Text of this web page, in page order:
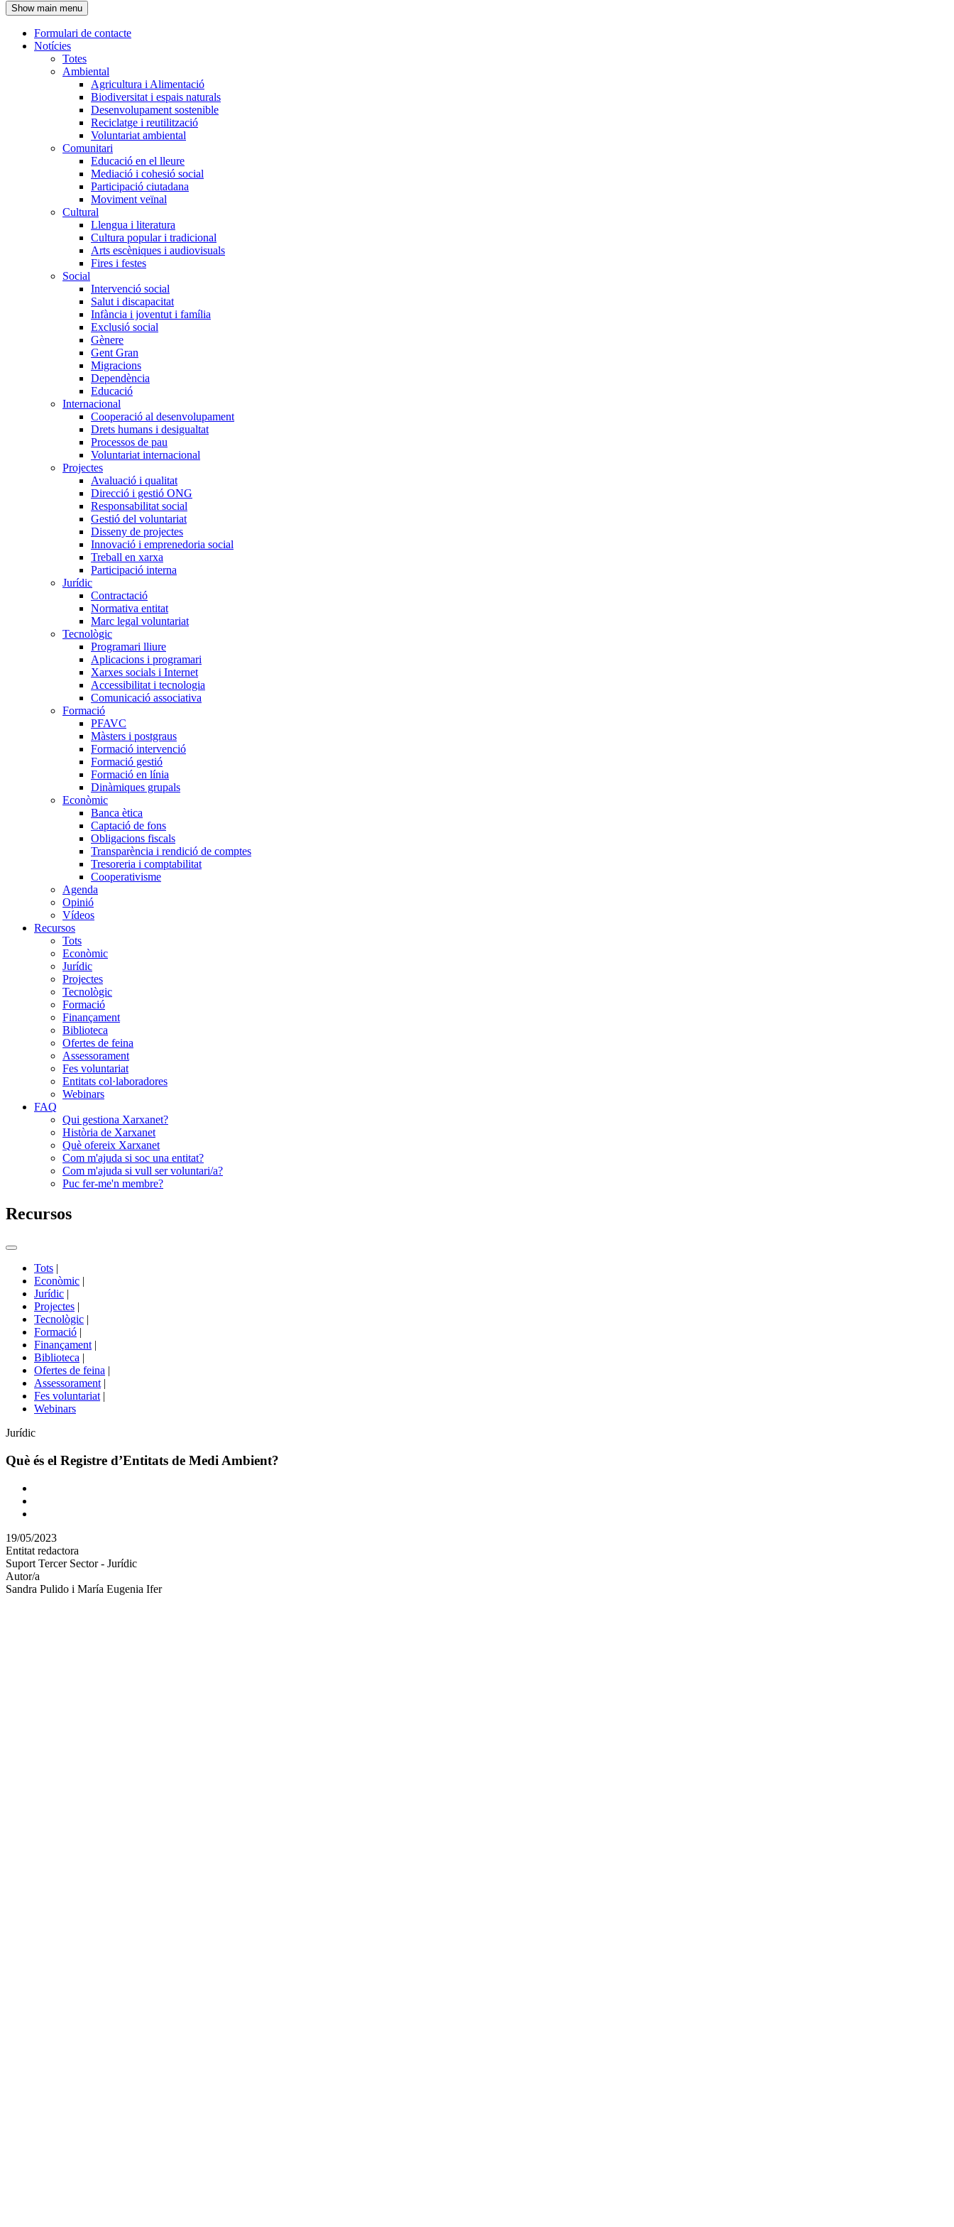
l'encapçalament
Show main menu
Navegació
principal
Formulari de contacte
Notícies
Totes
Ambiental
Agricultura i Alimentació
Biodiversitat i espais naturals
Desenvolupament sostenible
Reciclatge i reutilització
Voluntariat ambiental
Comunitari
Educació en el lleure
Mediació i cohesió social
Participació ciutadana
Moviment veïnal
Cultural
Llengua i literatura
Cultura popular i tradicional
Arts escèniques i audiovisuals
Fires i festes
Social
Intervenció social
Salut i discapacitat
Infància i joventut i família
Exclusió social
Gènere
Gent Gran
Migracions
Dependència
Educació
Internacional
Cooperació al desenvolupament
Drets humans i desigualtat
Processos de pau
Voluntariat internacional
Projectes
Avaluació i qualitat
Direcció i gestió ONG
Responsabilitat social
Gestió del voluntariat
Disseny de projectes
Innovació i emprenedoria social
Treball en xarxa
Participació interna
Jurídic
Contractació
Normativa entitat
Marc legal voluntariat
Tecnològic
Programari lliure
Aplicacions i programari
Xarxes socials i Internet
Accessibilitat i tecnologia
Comunicació associativa
Formació
PFAVC
Màsters i postgraus
Formació intervenció
Formació gestió
Formació en línia
Dinàmiques grupals
Econòmic
Banca ètica
Captació de fons
Obligacions fiscals
Transparència i rendició de comptes
Tresoreria i comptabilitat
Cooperativisme
Agenda
Opinió
Vídeos
Recursos
Tots
Econòmic
Jurídic
Projectes
Tecnològic
Formació
Finançament
Biblioteca
Ofertes de feina
Assessorament
Fes voluntariat
Entitats col·laboradores
Webinars
FAQ
Qui gestiona Xarxanet?
Història de Xarxanet
Què ofereix Xarxanet
Com m'ajuda si soc una entitat?
Com m'ajuda si vull ser voluntari/a?
Puc fer-me'n membre?
Recursos
Commutador
portals
Tots |
Econòmic |
Jurídic |
Projectes |
Tecnològic |
Formació |
Finançament |
Biblioteca |
Ofertes de feina |
Assessorament |
Fes voluntariat |
Webinars
Àmbit
Jurídic
Què és el Registre d’Entitats de Medi Ambient?
Comparteix
altres
xarxes
socials
19/05/2023
Entitat redactora
Suport Tercer Sector - Jurídic
Autor/a
Sandra Pulido i María Eugenia Ifer